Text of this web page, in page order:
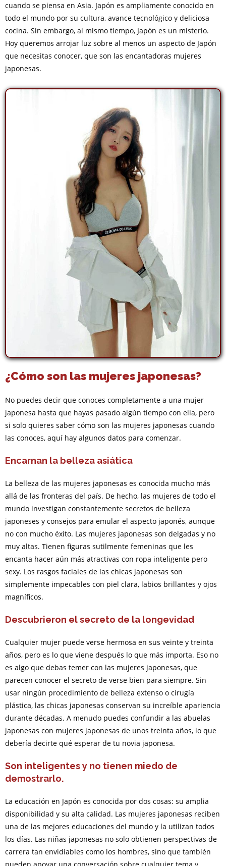
cuando se piensa en Asia. Japón es ampliamente conocido en
todo el mundo por su cultura, avance tecnológico y deliciosa
cocina. Sin embargo, al mismo tiempo, Japón es un misterio.
Hoy queremos arrojar luz sobre al menos un aspecto de Japón
que necesitas conocer, que son las encantadoras mujeres
japonesas.
¿Cómo son las mujeres japonesas?
No puedes decir que conoces completamente a una mujer
japonesa hasta que hayas pasado algún tiempo con ella, pero
si solo quieres saber cómo son las mujeres japonesas cuando
las conoces, aquí hay algunos datos para comenzar.
Encarnan la belleza asiática
La belleza de las mujeres japonesas es conocida mucho más
allá de las fronteras del país. De hecho, las mujeres de todo el
mundo investigan constantemente secretos de belleza
japoneses y consejos para emular el aspecto japonés, aunque
no con mucho éxito. Las mujeres japonesas son delgadas y no
muy altas. Tienen figuras sutilmente femeninas que les
encanta hacer aún más atractivas con ropa inteligente pero
sexy. Los rasgos faciales de las chicas japonesas son
simplemente impecables con piel clara, labios brillantes y ojos
magníficos.
Descubrieron el secreto de la longevidad
Cualquier mujer puede verse hermosa en sus veinte y treinta
años, pero es lo que viene después lo que más importa. Eso no
es algo que debas temer con las mujeres japonesas, que
parecen conocer el secreto de verse bien para siempre. Sin
usar ningún procedimiento de belleza extenso o cirugía
plástica, las chicas japonesas conservan su increíble apariencia
durante décadas. A menudo puedes confundir a las abuelas
japonesas con mujeres japonesas de unos treinta años, lo que
debería decirte qué esperar de tu novia japonesa.
Son inteligentes y no tienen miedo de
demostrarlo.
La educación en Japón es conocida por dos cosas: su amplia
disponibilidad y su alta calidad. Las mujeres japonesas reciben
una de las mejores educaciones del mundo y la utilizan todos
los días. Las niñas japonesas no solo obtienen perspectivas de
carrera tan envidiables como los hombres, sino que también